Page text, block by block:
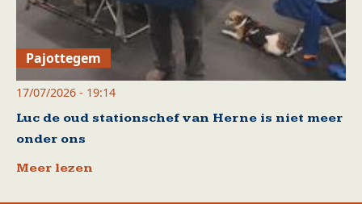
Pajottegem
17/07/2026 - 19:14
Luc de oud stationschef van Herne is niet meer
onder ons
Meer lezen